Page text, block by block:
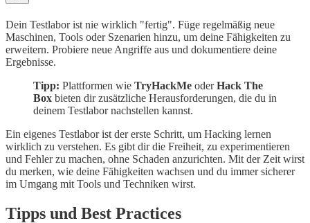
Dein Testlabor ist nie wirklich "fertig". Füge regelmäßig neue
Maschinen, Tools oder Szenarien hinzu, um deine Fähigkeiten zu
erweitern. Probiere neue Angriffe aus und dokumentiere deine
Ergebnisse.
Tipp: Plattformen wie TryHackMe oderHack The
Box bieten dir zusätzliche Herausforderungen, die du in
deinem Testlabor nachstellen kannst.
Ein eigenes Testlabor ist der erste Schritt, um Hacking lernen
wirklich zu verstehen. Es gibt dir die Freiheit, zu experimentieren
und Fehler zu machen, ohne Schaden anzurichten. Mit der Zeit wirst
du merken, wie deine Fähigkeiten wachsen und du immer sicherer
im Umgang mit Tools und Techniken wirst.
Tipps und Best Practices